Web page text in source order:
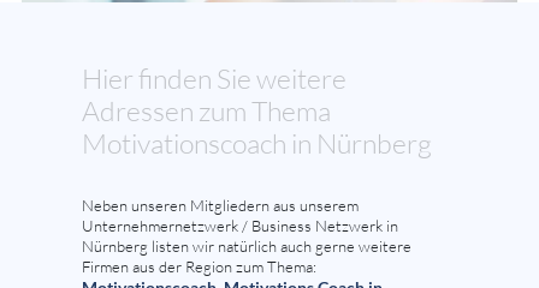
Hier finden Sie weitere
Adressen zum Thema
Motivationscoach in Nürnberg
Neben unseren Mitgliedern aus unserem
Unternehmernetzwerk / Business Netzwerk in
Nürnberg listen wir natürlich auch gerne weitere
Firmen aus der Region zum Thema: